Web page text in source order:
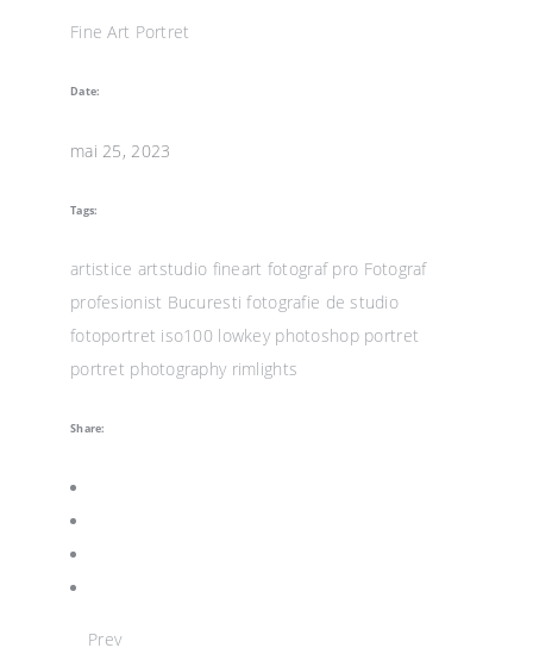
Fine Art Portret
Date:
mai 25, 2023
Tags:
artistice artstudio fineart fotograf pro Fotograf
profesionist Bucuresti fotografie de studio
fotoportret iso100 lowkey photoshop portret
portret photography rimlights
Share:
Prev